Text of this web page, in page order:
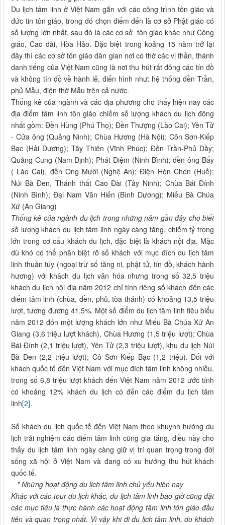
Du lịch tâm linh ở Việt Nam gắn với các công trình tôn giáo và
đức tin tôn giáo, trong đó chọn điểm đến là cơ sở Phật giáo có
số lượng lớn nhất, sau đó là các cơ sở tôn giáo khác như Công
giáo, Cao đài, Hòa Hảo. Đặc biệt trong koảng 15 năm trở lại
đây thì các cơ sở tôn giáo dân gian nơi có thờ các vị thần, thánh
danh tiếng của Việt Nam cũng là nơi thu hút rất đông các tín đồ
và không tín đồ về hành lễ, điển hình như: hệ thống đền Trần,
phủ Mẫu, điện thờ Mẫu trên cả nước.
Thống kê của ngành và các địa phương cho thấy hiện nay các
địa điểm tâm linh tôn giáo chiếm số lượng khách du lịch đông
nhất gồm: Đền Hùng (Phú Thọ); Đền Thượng (Lào Cai); Yên Tử
- Cửa ông (Quảng Ninh); Chùa Hương (Hà Nội); Côn Sơn-Kiếp
Bạc (Hải Dương); Tây Thiên (Vĩnh Phúc); Đền Trần-Phủ Dầy;
Quảng Cung (Nam Định); Phát Diệm (Ninh Bình); đền ông Bẩy
( Lào Cai), đền Ông Mười (Nghệ An); Điện Hòn Chén (Huế);
Núi Bà Đen, Thánh thất Cao Đài (Tây Ninh); Chùa Bái Đính
(Ninh Bình); Đại Nam Văn Hiến (Bình Dương); Miếu Bà Chúa
Xứ (An Giang)
Thống kê của ngành du lịch trong những năm gần đây cho biết
số lượng khách du lịch tâm linh ngày càng tăng, chiếm tỷ trọng
lớn trong cơ cấu khách du lịch, đặc biệt là khách nội địa. Mặc
dù khó có thể phân biệt rõ số khách với mục đích du lịch tâm
linh thuần túy (ngoại trừ số tăng ni, phật tử, tín đồ, khách hành
hương) với khách du lịch văn hóa nhưng trong số 32,5 triệu
khách du lịch nội địa năm 2012 chỉ tính riêng số khách đến các
điểm tâm linh (chùa, đền, phủ, tòa thánh) có khoảng 13,5 triệu
lượt, tương đương 41,5%. Một số điểm du lịch tâm linh tiêu biểu
năm 2012 đón một lượng khách lớn như Miếu Bà Chúa Xứ An
Giang (3,6 triệu lượt khách), Chùa Hương (1,5 triệu lượt); Chùa
Bái Đính (2,1 triệu lượt), Yên Tử (2,3 triệu lượt), khu du lịch Núi
Bà Đen (2,2 triệu lượt); Cô Sơn Kiếp Bạc (1,2 triệu). Đối với
khách quốc tế đến Việt Nam với mục đích tâm linh không nhiều,
trong số 6,8 triệu lượt khách đến Việt Nam năm 2012 ước tính
có khoảng 12% khách du lịch có đến các điểm du lịch tâm
linh[2].
Số khách du lịch quốc tế đến Việt Nam theo khuynh hướng du
lịch trải nghiệm các điểm tâm linh cũng gia tăng, điều này cho
thấy du lịch tâm linh ngày càng giữ vị trí quan trọng trong đời
sống xã hội ở Việt Nam và đang có xu hướng thu hút khách
quốc tế.
* Những hoạt động du lịch tâm linh chủ yếu hiện nay
Khác với các tour du lịch khác, du lịch tâm linh bao giờ cũng đặt
các mục tiêu là thực hành các hoạt động tâm linh tôn giáo đầu
tiên và quan trọng nhất. Vì vậy khi đi du lịch tâm linh, du khách